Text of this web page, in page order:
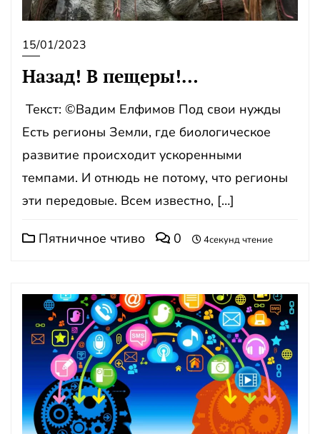
15/01/2023
Назад! В пещеры!…
Текст: ©Вадим Елфимов Под свои нужды
Есть регионы Земли, где биологическое
развитие происходит ускоренными
темпами. И отнюдь не потому, что регионы
эти передовые. Всем известно, […]
Пятничное чтиво 0 4секунд чтение